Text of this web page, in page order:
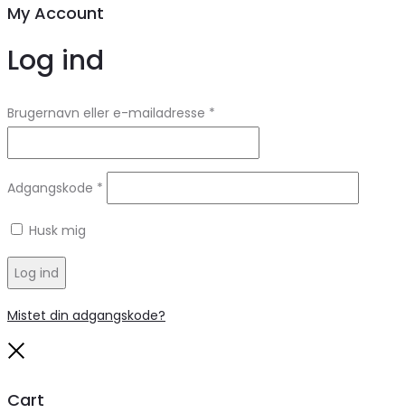
My Account
Log ind
Brugernavn eller e-mailadresse *
Adgangskode *
Husk mig
Log ind
Mistet din adgangskode?
Cart